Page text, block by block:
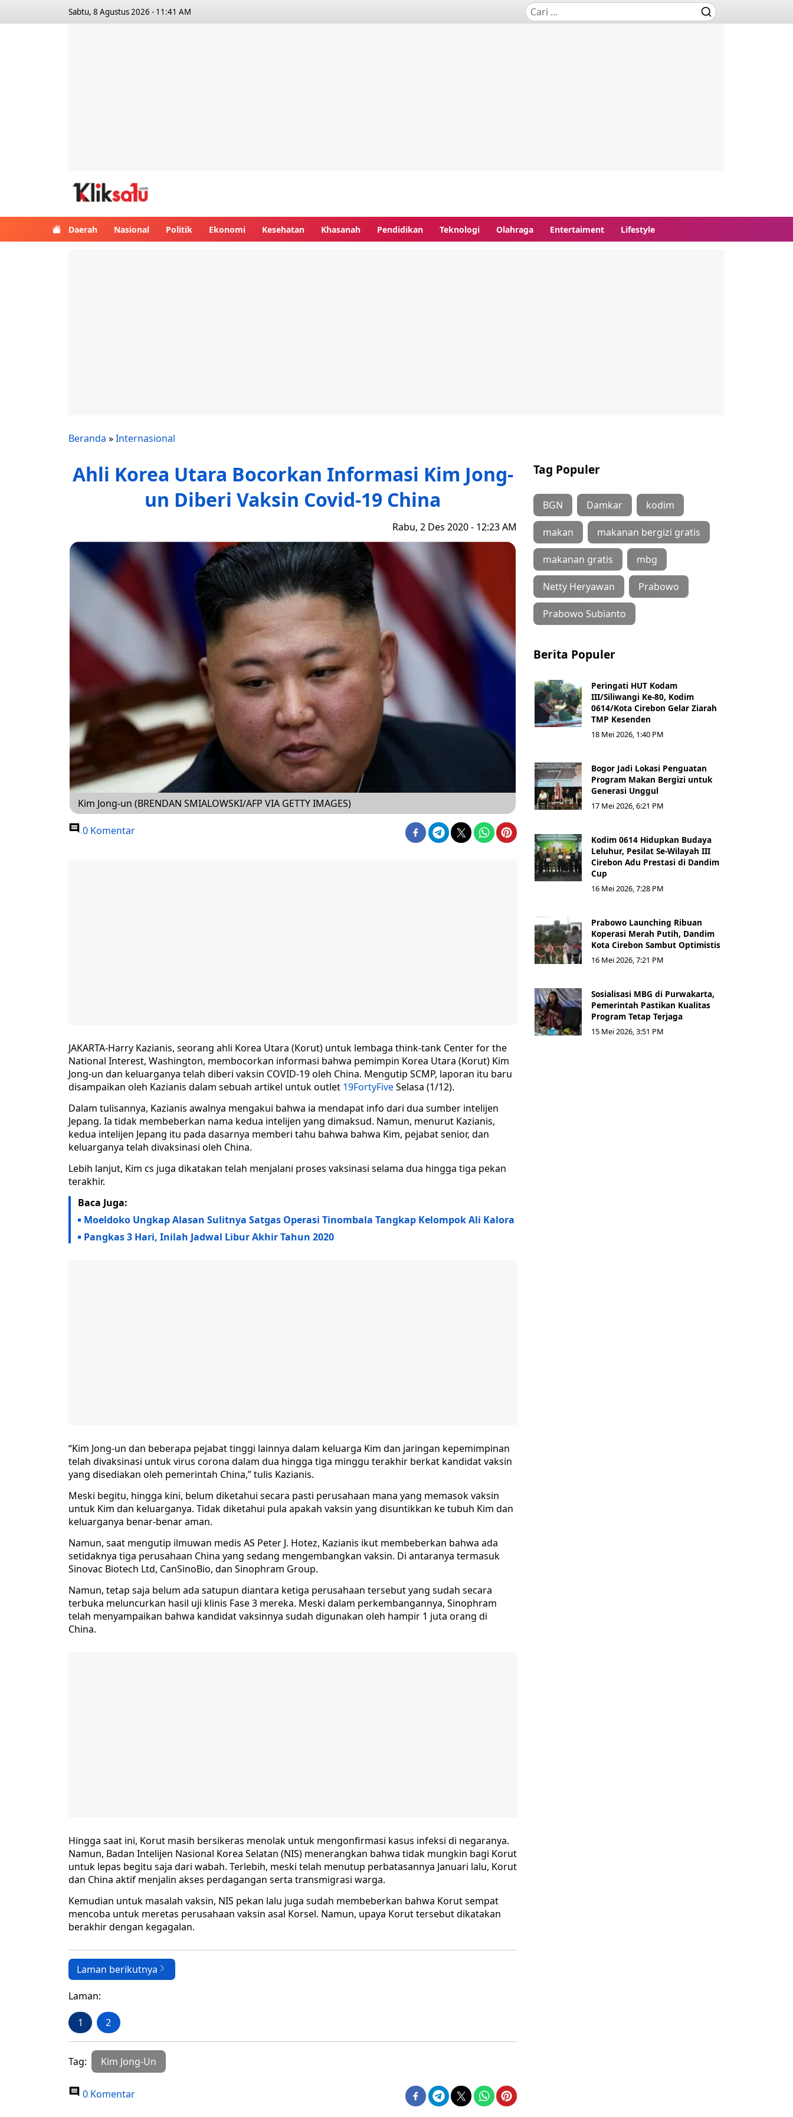
Sabtu, 8 Agustus 2026 - 11:41 AM
Daerah Nasional Politik Ekonomi Kesehatan Khasanah Pendidikan Teknologi Olahraga Entertaiment Lifestyle
Beranda »Internasional
Ahli Korea Utara Bocorkan Informasi Kim Jong-
un Diberi Vaksin Covid-19 China
Rabu, 2 Des 2020 - 12:23 AM
Kim Jong-un (BRENDAN SMIALOWSKI/AFP VIA GETTY IMAGES)
0 Komentar
JAKARTA-Harry Kazianis, seorang ahli Korea Utara (Korut) untuk lembaga think-tank Center for the
National Interest, Washington, membocorkan informasi bahwa pemimpin Korea Utara (Korut) Kim
Jong-un dan keluarganya telah diberi vaksin COVID-19 oleh China. Mengutip SCMP, laporan itu baru
disampaikan oleh Kazianis dalam sebuah artikel untuk outlet 19FortyFiveSelasa (1/12).
Dalam tulisannya, Kazianis awalnya mengakui bahwa ia mendapat info dari dua sumber intelijen
Jepang. Ia tidak membeberkan nama kedua intelijen yang dimaksud. Namun, menurut Kazianis,
kedua intelijen Jepang itu pada dasarnya memberi tahu bahwa bahwa Kim, pejabat senior, dan
keluarganya telah divaksinasi oleh China.
Lebih lanjut, Kim cs juga dikatakan telah menjalani proses vaksinasi selama dua hingga tiga pekan
terakhir.
Baca Juga:
Moeldoko Ungkap Alasan Sulitnya Satgas Operasi Tinombala Tangkap Kelompok Ali Kalora
Pangkas 3 Hari, Inilah Jadwal Libur Akhir Tahun 2020
“Kim Jong-un dan beberapa pejabat tinggi lainnya dalam keluarga Kim dan jaringan kepemimpinan
telah divaksinasi untuk virus corona dalam dua hingga tiga minggu terakhir berkat kandidat vaksin
yang disediakan oleh pemerintah China,” tulis Kazianis.
Meski begitu, hingga kini, belum diketahui secara pasti perusahaan mana yang memasok vaksin
untuk Kim dan keluarganya. Tidak diketahui pula apakah vaksin yang disuntikkan ke tubuh Kim dan
keluarganya benar-benar aman.
Namun, saat mengutip ilmuwan medis AS Peter J. Hotez, Kazianis ikut membeberkan bahwa ada
setidaknya tiga perusahaan China yang sedang mengembangkan vaksin. Di antaranya termasuk
Sinovac Biotech Ltd, CanSinoBio, dan Sinophram Group.
Namun, tetap saja belum ada satupun diantara ketiga perusahaan tersebut yang sudah secara
terbuka meluncurkan hasil uji klinis Fase 3 mereka. Meski dalam perkembangannya, Sinophram
telah menyampaikan bahwa kandidat vaksinnya sudah digunakan oleh hampir 1 juta orang di
China.
Hingga saat ini, Korut masih bersikeras menolak untuk mengonfirmasi kasus infeksi di negaranya.
Namun, Badan Intelijen Nasional Korea Selatan (NIS) menerangkan bahwa tidak mungkin bagi Korut
untuk lepas begitu saja dari wabah. Terlebih, meski telah menutup perbatasannya Januari lalu, Korut
dan China aktif menjalin akses perdagangan serta transmigrasi warga.
Kemudian untuk masalah vaksin, NIS pekan lalu juga sudah membeberkan bahwa Korut sempat
mencoba untuk meretas perusahaan vaksin asal Korsel. Namun, upaya Korut tersebut dikatakan
berakhir dengan kegagalan.
Laman berikutnya
Laman:
1 2
Tag: Kim Jong-Un
0 Komentar
Tag Populer
BGN Damkar kodim
makan makanan bergizi gratis
makanan gratis mbg
Netty Heryawan Prabowo
Prabowo Subianto
Berita Populer
Peringati HUT Kodam
III/Siliwangi Ke-80, Kodim
0614/Kota Cirebon Gelar Ziarah
TMP Kesenden
18 Mei 2026, 1:40 PM
Bogor Jadi Lokasi Penguatan
Program Makan Bergizi untuk
Generasi Unggul
17 Mei 2026, 6:21 PM
Kodim 0614 Hidupkan Budaya
Leluhur, Pesilat Se-Wilayah III
Cirebon Adu Prestasi di Dandim
Cup
16 Mei 2026, 7:28 PM
Prabowo Launching Ribuan
Koperasi Merah Putih, Dandim
Kota Cirebon Sambut Optimistis
16 Mei 2026, 7:21 PM
Sosialisasi MBG di Purwakarta,
Pemerintah Pastikan Kualitas
Program Tetap Terjaga
15 Mei 2026, 3:51 PM